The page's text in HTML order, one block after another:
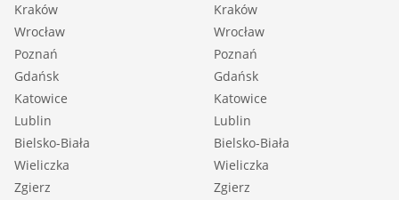
Kraków
Wrocław
Poznań
Gdańsk
Katowice
Lublin
Bielsko-Biała
Wieliczka
Zgierz
Kraków
Wrocław
Poznań
Gdańsk
Katowice
Lublin
Bielsko-Biała
Wieliczka
Zgierz